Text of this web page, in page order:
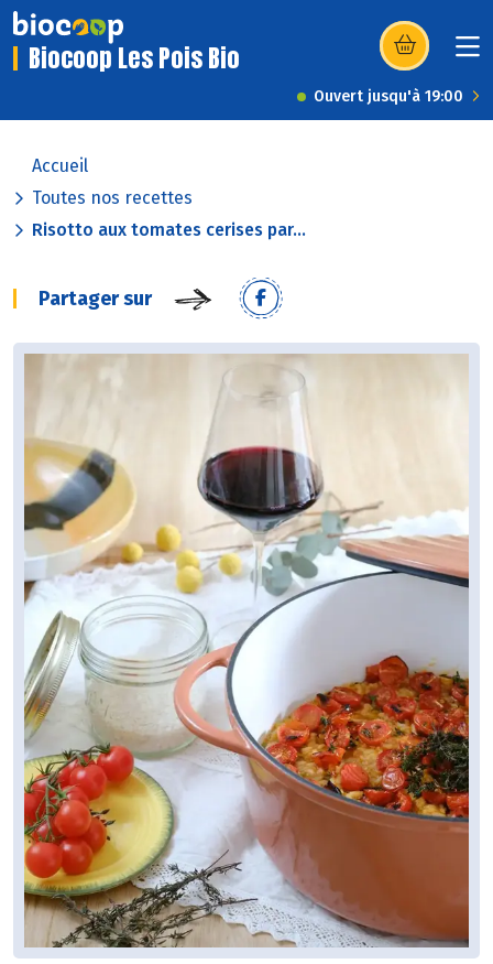
Biocoop Les Pois Bio (s’ouvre dans
Ouvert jusqu'à 19:00
Accueil
Toutes nos recettes
Risotto aux tomates cerises par...
Partager sur